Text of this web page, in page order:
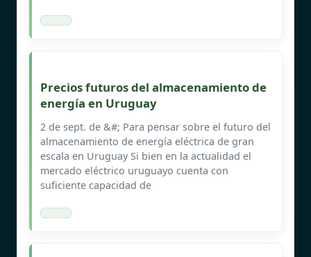
Precios futuros del almacenamiento de
energía en Uruguay
2 de sept. de &#; Para pensar sobre el futuro del
almacenamiento de energía eléctrica de gran
escala en Uruguay Si bien en la actualidad el
mercado eléctrico uruguayo cuenta con
suficiente capacidad de